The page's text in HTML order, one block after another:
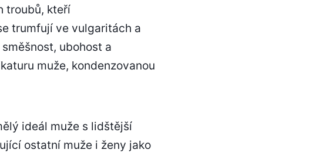
troubů, kteří
trumfují ve vulgaritách a
ubohost a
muže, kondenzovanou
ideál muže s lidštější
ostatní muže i ženy jako